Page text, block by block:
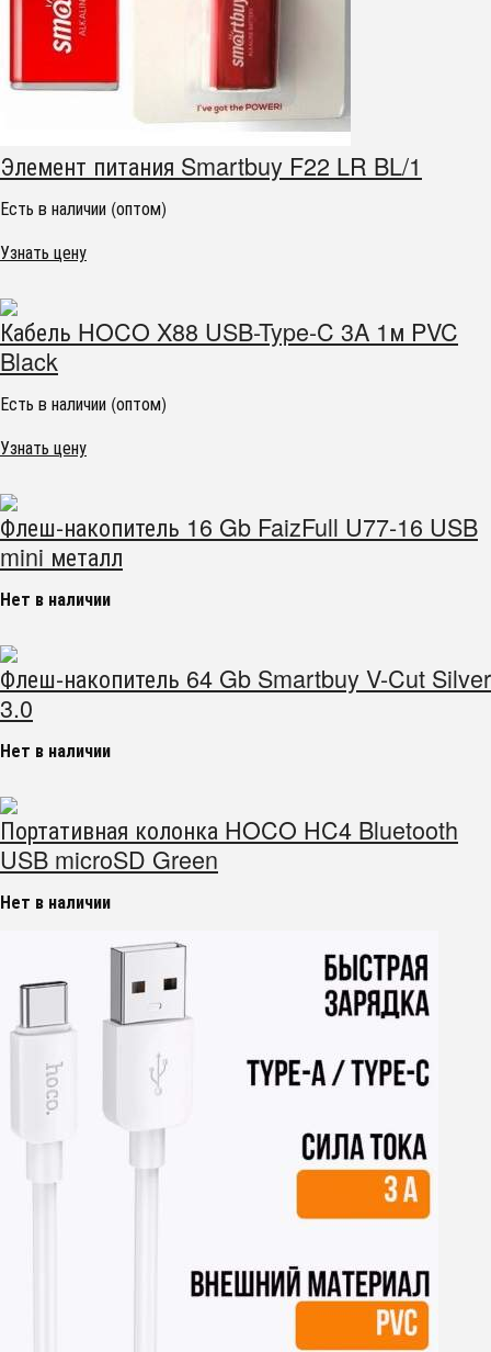
Элемент питания Smartbuy F22 LR BL/1
Есть в наличии (оптом)
Узнать цену
Кабель HOCO X88 USB-Type-C 3A 1м PVC
Black
Есть в наличии (оптом)
Узнать цену
Флеш-накопитель 16 Gb FaizFull U77-16 USB
mini металл
Нет в наличии
Флеш-накопитель 64 Gb Smartbuy V-Cut Silver
3.0
Нет в наличии
Портативная колонка HOCO HC4 Bluetooth
USB microSD Green
Нет в наличии